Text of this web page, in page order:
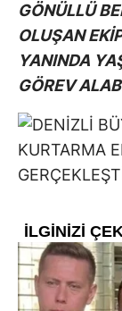
GÖNÜLLÜ
OLUŞAN
YANINDA
GÖREV